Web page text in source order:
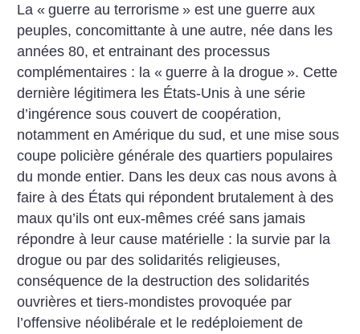
La « guerre au terrorisme » est une guerre aux
peuples, concomittante à une autre, née dans les
années 80, et entrainant des processus
complémentaires : la « guerre à la drogue ». Cette
dernière légitimera les États-Unis à une série
d’ingérence sous couvert de coopération,
notamment en Amérique du sud, et une mise sous
coupe policière générale des quartiers populaires
du monde entier. Dans les deux cas nous avons à
faire à des États qui répondent brutalement à des
maux qu’ils ont eux-mêmes créé sans jamais
répondre à leur cause matérielle : la survie par la
drogue ou par des solidarités religieuses,
conséquence de la destruction des solidarités
ouvrières et tiers-mondistes provoquée par
l’offensive néolibérale et le redéploiement de